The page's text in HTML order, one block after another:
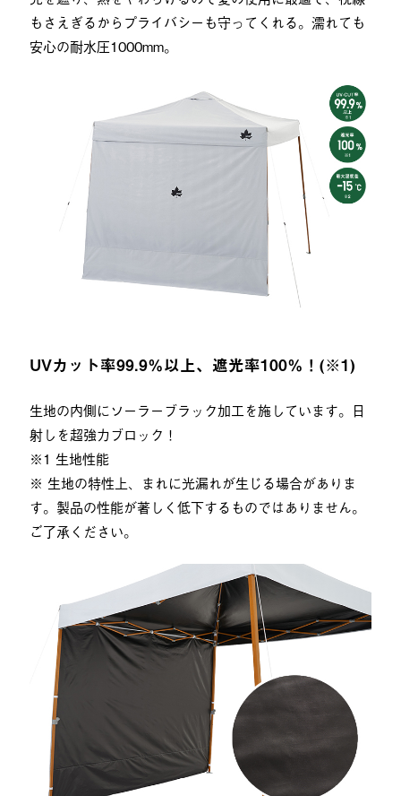
もさえぎるからプライバシーも守ってくれる。濡れても
安心の耐水圧1000mm。
UVカット率99.9％以上、遮光率100％！(※1)
生地の内側にソーラーブラック加工を施しています。日
射しを超強力ブロック！
※1 生地性能
※ 生地の特性上、まれに光漏れが生じる場合がありま
す。製品の性能が著しく低下するものではありません。
ご了承ください。